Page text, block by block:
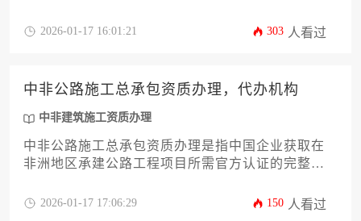
的认证过程。该流程涉及资质申请、条件审核、费
2026-01-17 16:01:21 303 人看过
中非公路施工总承包资质办理，代办机构
中非建筑施工资质办理
中非公路施工总承包资质办理是指中国企业获取在
非洲地区承建公路工程项目所需官方认证的完整流
申报跟踪等一站式服务，有效帮助企业规避跨国资
2026-01-17 17:06:29 150 人看过